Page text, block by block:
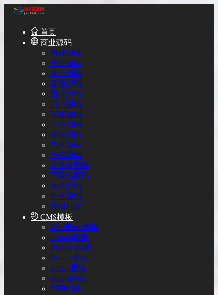
首页
商业源码
商城源码
支付源码
发卡源码
直播源码
图片源码
门户源码
淘客源码
小说源码
企业源码
代刷源码
分销源码
区块链源码
下载站源码
发卡源码
安卓源码
视频打赏
CMS模板
WordPress模板
Ecshop模板
Destoon模板
Discuz模板
Emlog模板
Zblog模板
帝国CMS